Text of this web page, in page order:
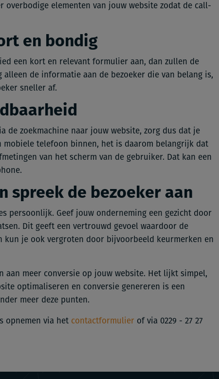
elementen van jouw website zodat de call-
en bondig
een kort en relevant formulier aan, dan zullen de
de informatie aan de bezoeker die van belang is,
sneller af.
de zoekmachine naar jouw website, zorg dus dat je
mobiele telefoon binnen, het is daarom belangrijk dat
van het scherm van de gebruiker. Dat kan een
spreek de bezoeker aan
persoonlijk. Geef jouw onderneming een gezicht door
Dit geeft een vertrouwd gevoel waardoor de
kun je ook vergroten door bijvoorbeeld keurmerken en
meer conversie op jouw website. Het lijkt simpel,
optimaliseren en conversie genereren is een
meer deze punten.
opnemen via het contactformulier of via 0229 - 27 27